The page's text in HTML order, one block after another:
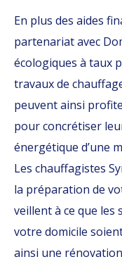
En plus des aides
partenariat avec
écologiques à taux
travaux de
peuvent ainsi
pour concrétiser
énergétique d’une
Les chauffagistes
la préparation de
veillent à ce que
votre domicile
ainsi une